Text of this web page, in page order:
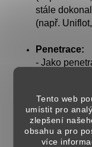
Tento web
umístit pro
zlepšení
obsahu a pro
více
stále
(např.
Penetrace:
- Jako
Tónování:
- Minimal se
barevnými